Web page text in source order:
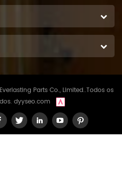
Parts Co., Limited..Todos os
dyyseo.com